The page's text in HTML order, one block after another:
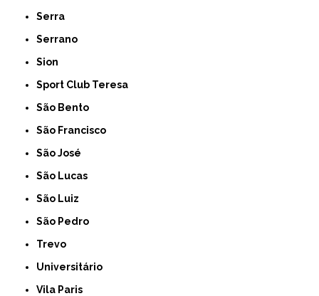
Serra
Serrano
Sion
Sport Club Teresa
São Bento
São Francisco
São José
São Lucas
São Luiz
São Pedro
Trevo
Universitário
Vila Paris